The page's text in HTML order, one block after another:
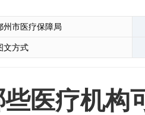
州市医疗保障局
文方式
些医疗机构